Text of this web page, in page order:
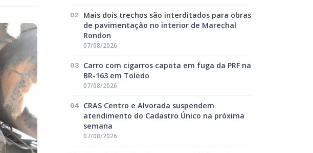
02
Mais dois trechos são interditados para obras
de pavimentação no interior de Marechal
Rondon
07/08/2026
03
Carro com cigarros capota em fuga da PRF na
BR-163 em Toledo
07/08/2026
04
CRAS Centro e Alvorada suspendem
atendimento do Cadastro Único na próxima
semana
07/08/2026